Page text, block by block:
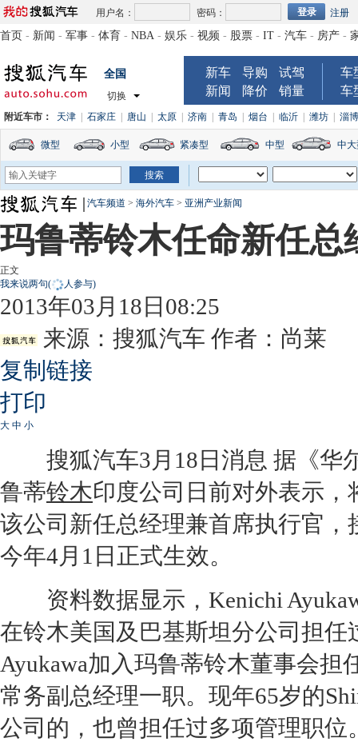
用户名： 密码： 注册
首页 - 新闻 - 军事 - 体育 - NBA - 娱乐 - 视频 - 股票 - IT - 汽车 - 房产 -
全国
切换
新车 导购
试驾
新闻
降价 销量
车
车
附近车市： 天津 石家庄 唐山 太原 济南 青岛 烟台 临沂 潍坊 淄博
微型 小型 紧凑型 中型 中
汽车频道 > 海外汽车 > 亚洲产业新闻
玛鲁蒂铃木任命新任总
正文
我来说两句( 人参与)
2013年03月18日08:25
来源： 搜狐汽车 作者：尚莱
复制链接
打印
大 中 小
搜狐汽车3月18日消息 据《华
鲁蒂铃木印度公司日前对外表示，
该公司新任总经理兼首席执行官，
今年4月1日正式生效。
资料数据显示，Kenichi
在铃木美国及巴基斯坦分公司担任
Ayukawa加入玛鲁蒂铃木董事会担
常务副总经理一职。现年65岁的
公司的，也曾担任过多项管理职位